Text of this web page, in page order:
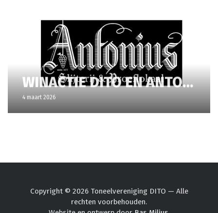
WINACTIE DITO EN ANTONIUS SLIJTERIJ & PROEFLOKAAL
4 maart 2026
Copyright © 2026 Toneelvereniging DITO — Alle
rechten voorbehouden.